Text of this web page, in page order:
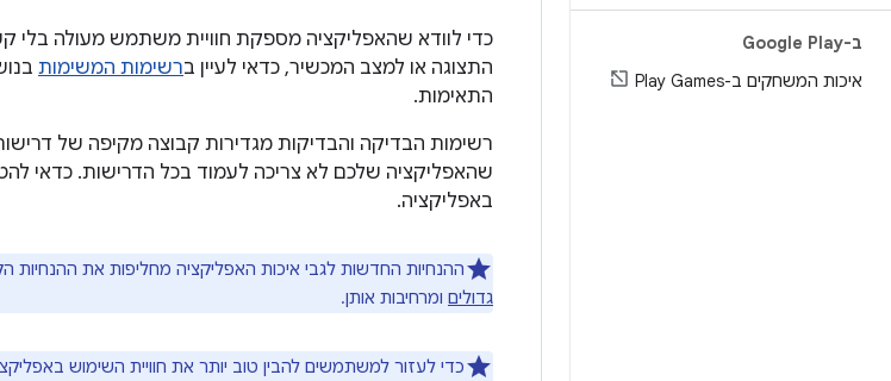
ב-Google Play
איכות המשחקים ב-Play Games
כדי לוודא שהאפליקציה מספקת חוויית משתמש מעולה בלי
התצוגה או למצב המכשיר, כדאי לעיין ברשימות המשימות
התאימות.
שהאפליקציה שלכם לא צריכה לעמוד בכל הדרישות. כדאי
באפליקציה.
ההנחיות החדשות לגבי איכות האפליקציה מחליפות את ההנחיות
גדולים ומרחיבות אותן.
כדי לעזור למשתמשים להבין טוב יותר את חוויית השימוש